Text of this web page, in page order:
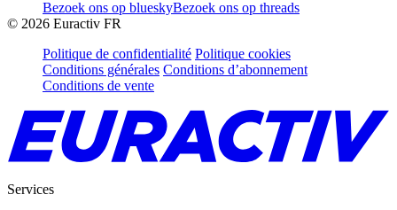
Bezoek ons op blueskyBezoek ons op threads
© 2026 Euractiv FR
Politique de confidentialité Politique cookies
Conditions générales Conditions d’abonnement
Conditions de vente
Services